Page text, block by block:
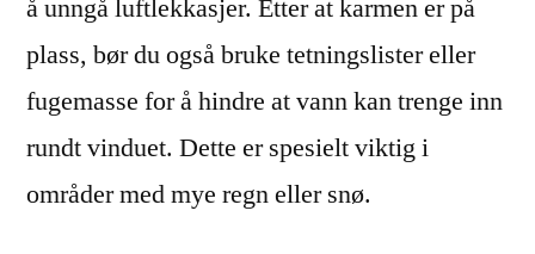
å unngå luftlekkasjer. Etter at karmen er på
plass, bør du også bruke tetningslister eller
fugemasse for å hindre at vann kan trenge inn
rundt vinduet. Dette er spesielt viktig i
områder med mye regn eller snø.